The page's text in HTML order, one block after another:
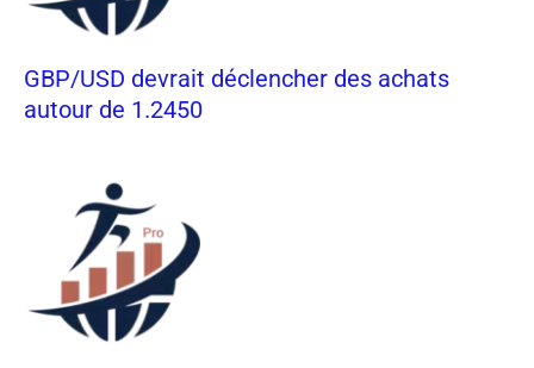
GBP/USD devrait déclencher des achats
autour de 1.2450